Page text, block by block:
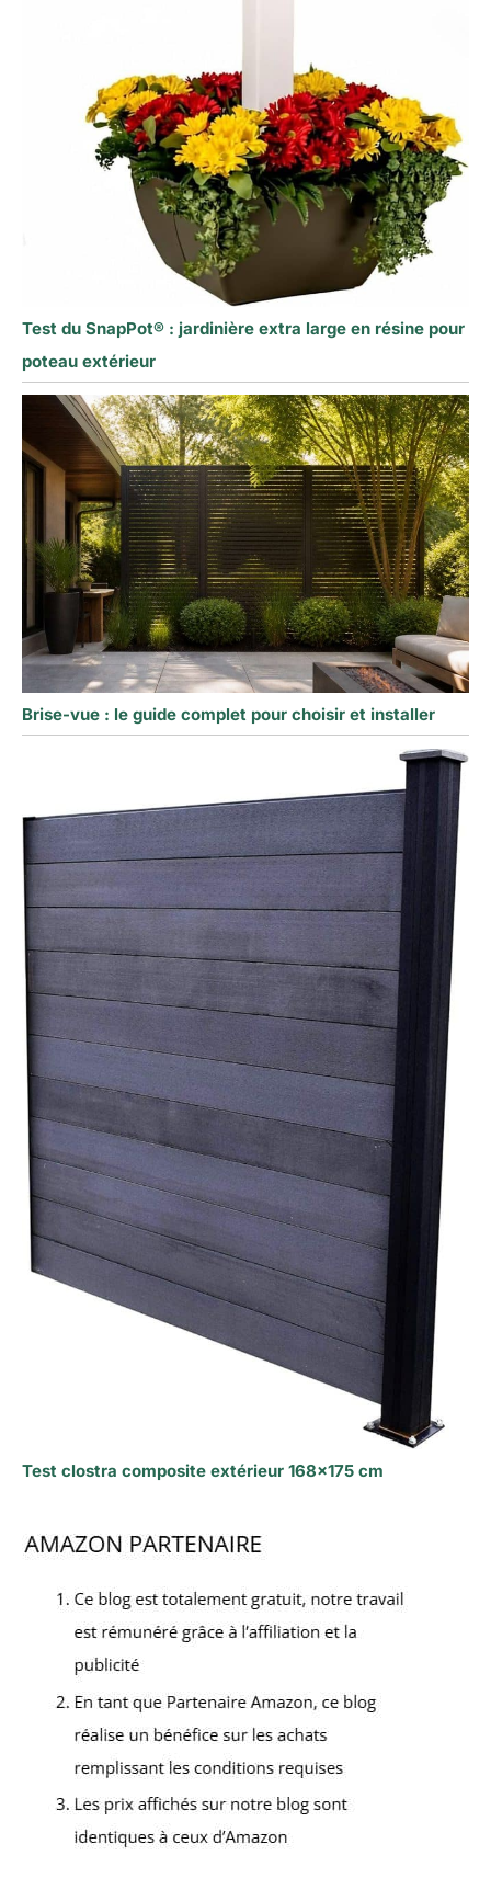
Test du SnapPot® : jardinière extra large en résine pour
poteau extérieur
Brise-vue : le guide complet pour choisir et installer
Test clostra composite extérieur 168×175 cm